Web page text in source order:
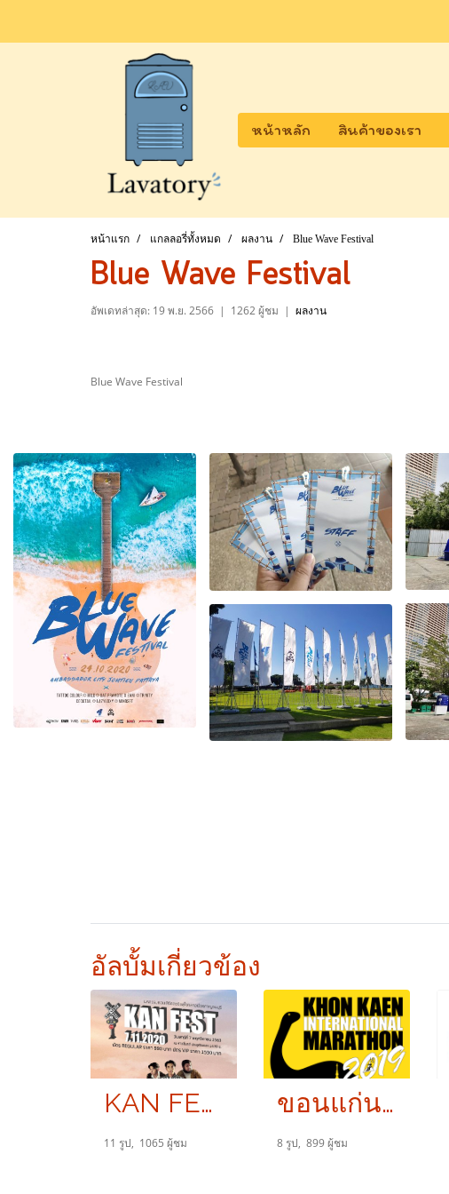
หน้าหลัก สินค้าของเรา
หน้าแรก แกลลอรี่ทั้งหมด ผลงาน Blue Wave Festival
Blue Wave Festival
อัพเดทล่าสุด: 19 พ.ย. 2566 | 1262 ผู้ชม | ผลงาน
Blue Wave Festival
อัลบั้มเกี่ยวข้อง
KAN FEST
11 รูป, 1065 ผู้ชม
ขอนแก่นมาราธอนนานาชาติ
8 รูป, 899 ผู้ชม